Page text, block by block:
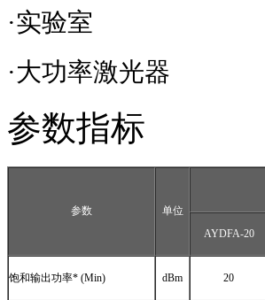
·实验室
·大功率激光器
参数指标
参数 单位
AYDFA-20
饱和输出功率* (Min) dBm 20